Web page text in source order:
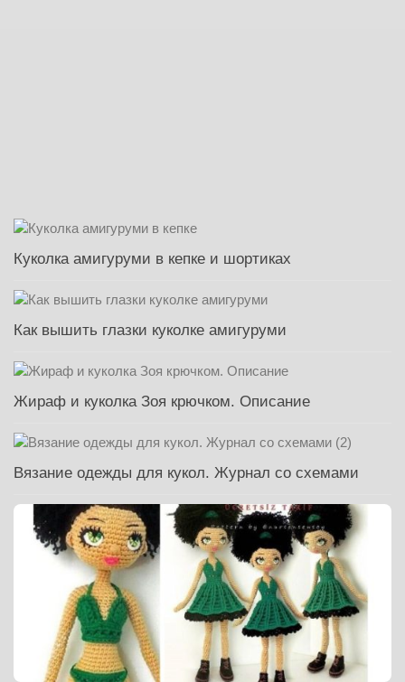
Куколка амигуруми в кепке и шортиках
Как вышить глазки куколке амигуруми
Жираф и куколка Зоя крючком. Описание
Вязание одежды для кукол. Журнал со схемами